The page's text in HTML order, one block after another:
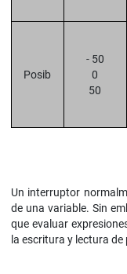
Posib
- 50
0
50
Un interruptor
de una variable. Sin
que evaluar
la escritura y lectura